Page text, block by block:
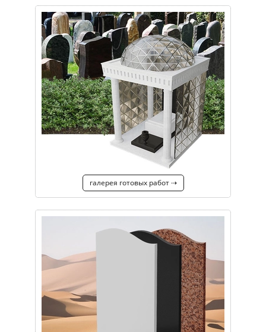
галерея готовых работ ⇢